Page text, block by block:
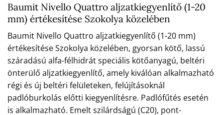
Baumit Nivello Quattro aljzatkiegyenlítő (1-20
mm) értékesítése Szokolya közelében
Baumit Nivello Quattro aljzatkiegyenlítő (1-20 mm)
értékesítése Szokolya közelében, gyorsan kötő, lassú
száradású alfa-félhidrát speciális kötőanyagú, beltéri
önterülő aljzatkiegyenlítő, amely kiválóan alkalmazható
régi és új beltéri felületeken, felújításoknál
padlóburkolás előtti kiegyenlítésre. Padlófűtés esetén
is alkalmazható. Emelt szilárdságú (C20), pont-